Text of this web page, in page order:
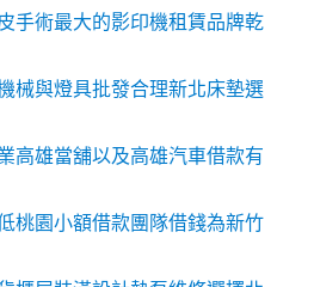
手術最大的影印機租賃品牌乾
械與燈具批發合理新北床墊選
高雄當舖以及高雄汽車借款有
桃園小額借款團隊借錢為新竹